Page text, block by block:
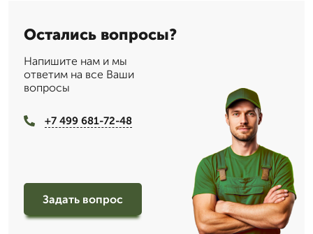
Остались вопросы?
Напишите нам и мы
ответим на все Ваши
вопросы
+7 499 681-72-48
Задать вопрос